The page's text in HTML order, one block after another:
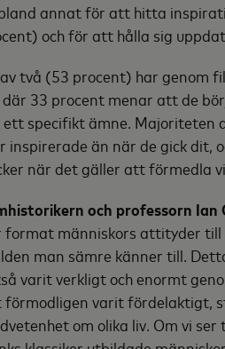
annat för att hitta
och för att hålla sig
två (53 procent) har genom
33 procent menar att de
ett specifikt ämne. Majoriteten
inspirerade än när de gick dit,
när det gäller att förmedla
och professorn
format människors attityder till
man sämre känner till.
varit verkligt och enormt
förmodligen varit fördelaktigt,
om olika liv. Om vi